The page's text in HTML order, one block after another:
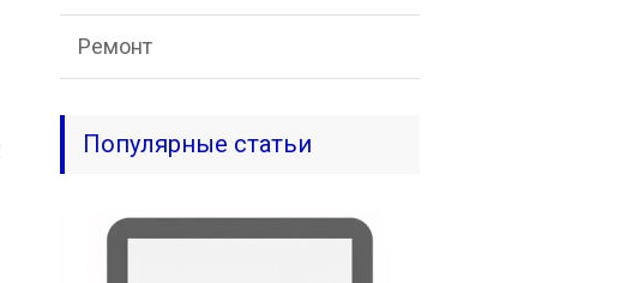
Ремонт
Популярные статьи